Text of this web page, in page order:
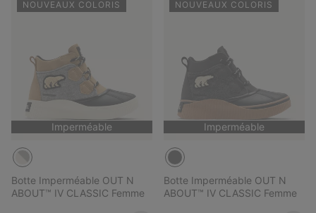
NOUVEAUX COLORIS
Imperméable
Botte Imperméable OUT N
ABOUT™ IV CLASSIC Femme
NOUVEAUX COLORIS
Imperméable
Botte Imperméable OUT N
ABOUT™ IV CLASSIC Femme